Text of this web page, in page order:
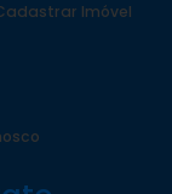
Imóvel